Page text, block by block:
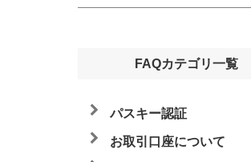
FAQカテゴリ一覧
パスキー認証
お取引口座について